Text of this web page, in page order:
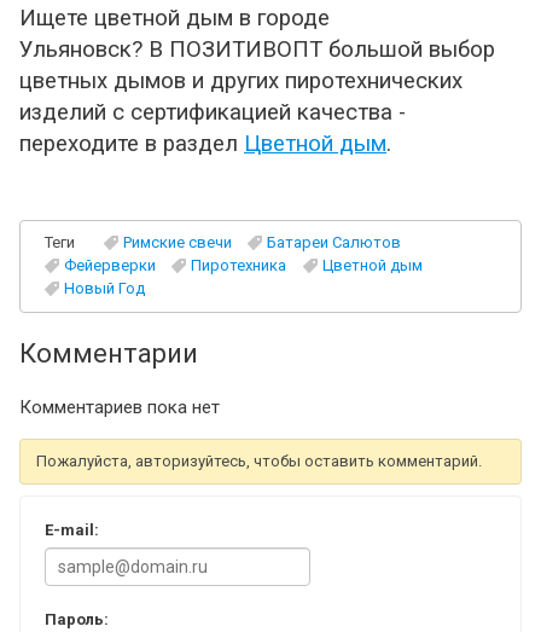
Ищете цветной дым в городе
Ульяновск? В ПОЗИТИВОПТ большой выбор
цветных дымов и других пиротехнических
изделий с сертификацией качества -
переходите в раздел Цветной дым.
Теги Римские свечи
Батареи Салютов
Фейерверки
Пиротехника
Цветной дым
Новый Год
Комментарии
Комментариев пока нет
Пожалуйста, авторизуйтесь, чтобы оставить комментарий.
E-mail:
Пароль: